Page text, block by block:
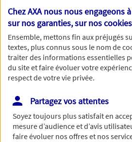
meilleurs délais par mail ou
Votre message :
Vous disposez de droits sur les
plus d’informations,cliquez ici.
Chez AXA nous nous engageons
sur nos garanties, sur nos
Ensemble, mettons fin aux préjugés
textes, plus connus sous le nom de
traiter des informations essentielles
du site et faire évoluer votre
respect de votre vie privée.
Partagez vos attentes
Soyez toujours plus satisfait en
mesure d’audience et d’avis
faire évoluer nos offres et nos